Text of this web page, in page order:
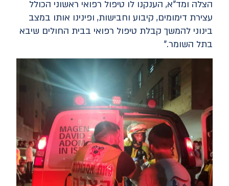
הצלה ומד"א, הענקנו לו טיפול רפואי ראשוני הכולל
עצירת דימומים, קיבוע וחבישות, ופינינו אותו במצב
בינוני להמשך קבלת טיפול רפואי בבית החולים שיבא
בתל השומר."